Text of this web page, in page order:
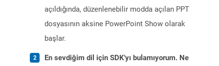
açıldığında, düzenlenebilir modda açılan PPT
dosyasının aksine PowerPoint Show olarak
başlar.
En sevdiğim dil için SDK'yı bulamıyorum. Ne